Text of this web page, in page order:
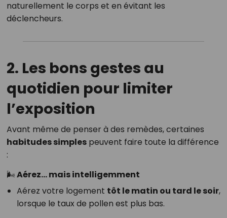
naturellement le corps et en évitant les
déclencheurs.
2. Les bons gestes au
quotidien pour limiter
l’exposition
Avant même de penser à des remèdes, certaines
habitudes simplespeuvent faire toute la différence
:
🌬 Aérez… mais intelligemment
Aérez votre logement tôt le matin ou tard le soir,
lorsque le taux de pollen est plus bas.